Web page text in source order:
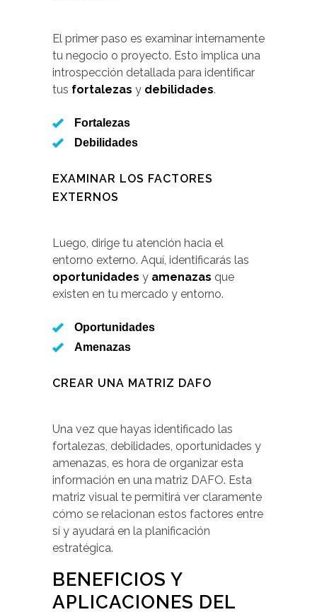
El primer paso es examinar internamente
tu negocio o proyecto. Esto implica una
introspección detallada para identificar
tus fortalezas y debilidades.
Fortalezas
Debilidades
EXAMINAR LOS FACTORES
EXTERNOS
Luego, dirige tu atención hacia el
entorno externo. Aquí, identificarás las
oportunidades y amenazas que
existen en tu mercado y entorno.
Oportunidades
Amenazas
CREAR UNA MATRIZ DAFO
Una vez que hayas identificado las
fortalezas, debilidades, oportunidades y
amenazas, es hora de organizar esta
información en una matriz DAFO. Esta
matriz visual te permitirá ver claramente
cómo se relacionan estos factores entre
sí y ayudará en la planificación
estratégica.
BENEFICIOS Y
APLICACIONES DEL